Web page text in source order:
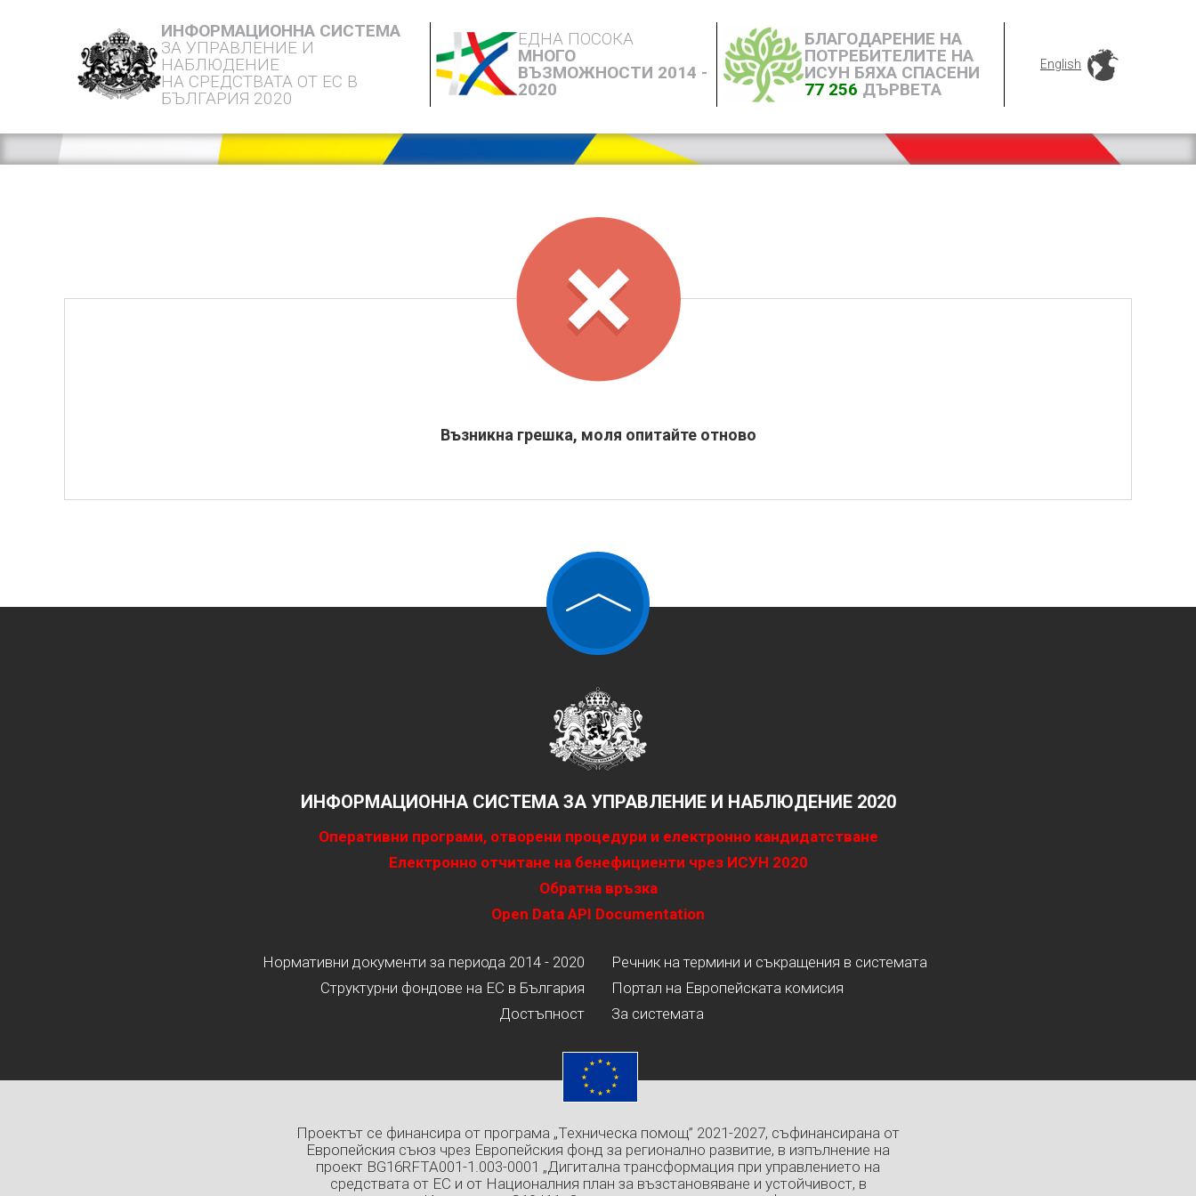
ИНФОРМАЦИОННА СИСТЕМА
ЗА УПРАВЛЕНИЕ И
НАБЛЮДЕНИЕ
НА СРЕДСТВАТА ОТ ЕС В
БЪЛГАРИЯ 2020
ЕДНА ПОСОКА
МНОГО
ВЪЗМОЖНОСТИ 2014 -
2020
БЛАГОДАРЕНИЕ НА
ПОТРЕБИТЕЛИТЕ НА
ИСУН БЯХА СПАСЕНИ
77 256 ДЪРВЕТА
English
Възникна грешка, моля опитайте отново
ИНФОРМАЦИОННА СИСТЕМА ЗА УПРАВЛЕНИЕ И НАБЛЮДЕНИЕ 2020
Оперативни програми, отворени процедури и електронно кандидатстване
Електронно отчитане на бенефициенти чрез ИСУН 2020
Обратна връзка
Open Data API Documentation
Нормативни документи за периода 2014 - 2020
Структурни фондове на ЕС в България
Достъпност
Речник на термини и съкращения в системата
Портал на Европейската комисия
За системата
Проектът се финансира от програма „Техническа помощ” 2021-2027, съфинансирана от
Европейския съюз чрез Европейския фонд за регионално развитие, в изпълнение на
проект BG16RFTA001-1.003-0001 „Дигитална трансформация при управлението на
средствата от ЕС и от Националния план за възстановяване и устойчивост, в